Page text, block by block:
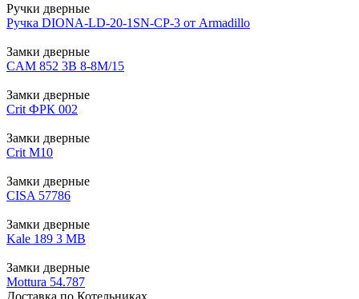
Ручки дверные
Ручка DIONA-LD-20-1SN-CP-3 от Armadillo
Замки дверные
CAM 852 3В 8-8М/15
Замки дверные
Crit ФРК 002
Замки дверные
Crit М10
Замки дверные
CISA 57786
Замки дверные
Kale 189 3 MB
Замки дверные
Mottura 54.787
Доставка по Котельниках